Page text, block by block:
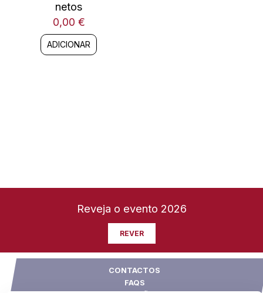
netos
0,00 €
ADICIONAR
Reveja o evento 2026
REVER
CONTACTOS
FAQS